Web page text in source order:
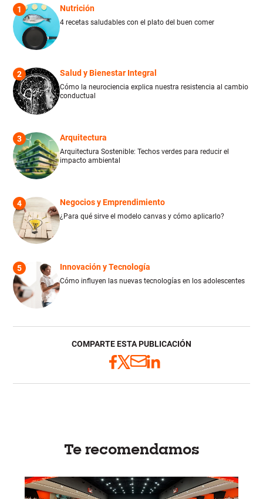
1 Nutrición
4 recetas saludables con el plato del buen comer
2 Salud y Bienestar Integral
Cómo la neurociencia explica nuestra resistencia al cambio
conductual
3 Arquitectura
Arquitectura Sostenible: Techos verdes para reducir el
impacto ambiental
4 Negocios y Emprendimiento
¿Para qué sirve el modelo canvas y cómo aplicarlo?
5 Innovación y Tecnología
Cómo influyen las nuevas tecnologías en los adolescentes
COMPARTE ESTA PUBLICACIÓN
Te recomendamos